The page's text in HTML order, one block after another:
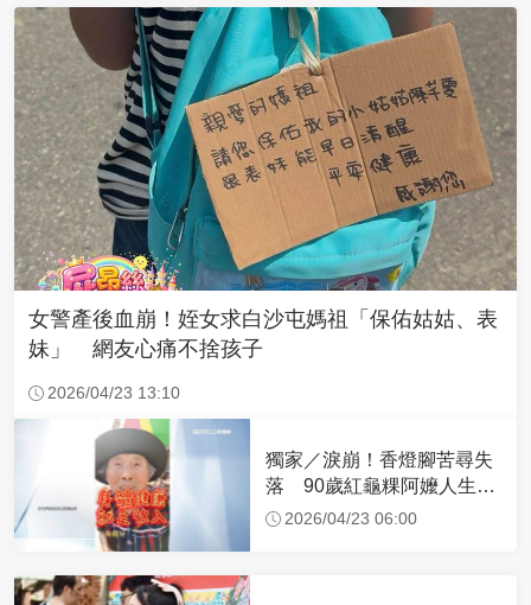
女警產後血崩！姪女求白沙屯媽祖「保佑姑姑、表
妹」 網友心痛不捨孩子
2026/04/23 13:10
獨家／淚崩！香燈腳苦尋失
落 90歲紅龜粿阿嬤人生謝
幕2026/04/23 06:00